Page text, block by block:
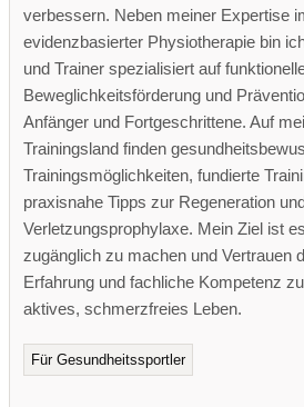
verbessern. Neben meiner Expertise
evidenzbasierter Physiotherapie bin
und Trainer spezialisiert auf
Beweglichkeitsförderung und
Anfänger und Fortgeschrittene. Auf
Trainingsland finden
Trainingsmöglichkeiten, fundierte
praxisnahe Tipps zur Regeneration und
Verletzungsprophylaxe. Mein Ziel ist
zugänglich zu machen und Vertrauen
Erfahrung und fachliche Kompetenz
aktives, schmerzfreies Leben.
Für Gesundheitssportler